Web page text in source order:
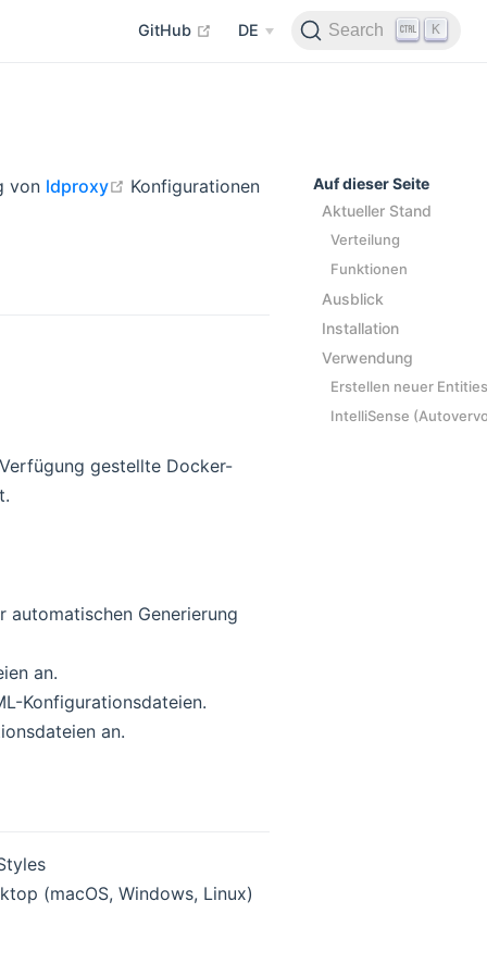
GitHub open in new window
DE Search K
Auf dieser Seite
Aktueller Stand
Verteilung
Funktionen
Ausblick
Installation
Verwendung
Erstellen neuer Entities
IntelliSense
von ldproxy open in new window
Konfigurationen
gestellte Docker-
automatischen Generierung
an.
Konfigurationsdateien.
an.
(macOS, Windows, Linux)